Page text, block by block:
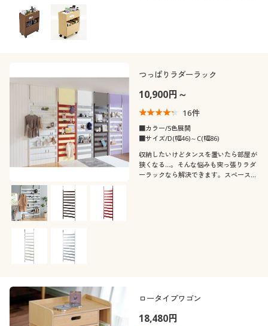
ご利用ガイド
つっぱりラダーラック
10,900円～
16件
■カラー/5色展開
■サイズ/D(幅46)～C(幅86)
収納したいけどタンスを置いたら部屋が
狭くなる…。そんな悩みも突っ張りラダ
ーラックなら解決できます。スペースが
ロータイプワゴン
18,480円